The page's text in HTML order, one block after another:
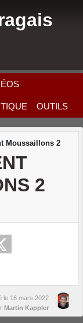
OUTILS
Moussaillons 2
2
le 16 mars 2022
Martin Kappler